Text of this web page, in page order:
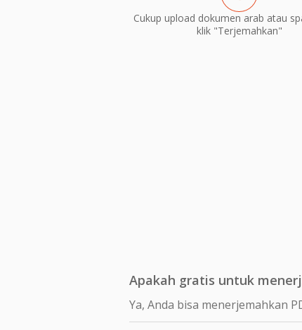
Cukup upload dokumen arab atau
klik "Terjemahkan"
Apakah gratis untuk
Ya, Anda bisa menerjemahkan